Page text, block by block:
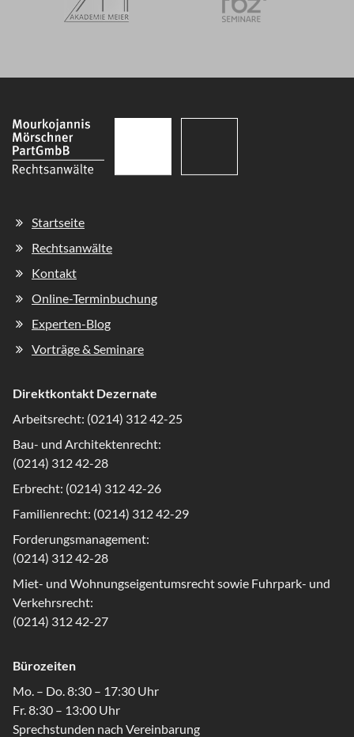
Navigation
Startseite
Rechtsanwälte
Kontakt
Online-Terminbuchung
Experten-Blog
Vorträge & Seminare
Direktkontakt Dezernate
Arbeitsrecht: (0214) 312 42-25
Bau- und Architektenrecht:
(0214) 312 42-28
Erbrecht: (0214) 312 42-26
Familienrecht: (0214) 312 42-29
Forderungsmanagement:
(0214) 312 42-28
Miet- und Wohnungseigentumsrecht sowie Fuhrpark- und
Verkehrsrecht:
(0214) 312 42-27
Bürozeiten
Mo. – Do. 8:30 – 17:30 Uhr
Fr. 8:30 – 13:00 Uhr
Sprechstunden nach Vereinbarung